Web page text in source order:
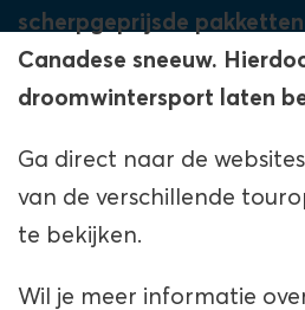
scherpgeprijsde
Canadese sneeuw.
droomwintersport laten
Ga direct naar de
van de verschillende
te bekijken.
Wil je meer informatie